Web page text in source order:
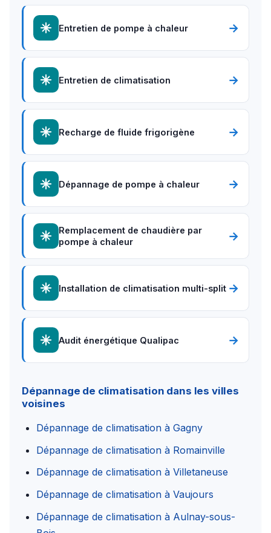
Entretien de pompe à chaleur →
Entretien de climatisation →
Recharge de fluide frigorigène →
Dépannage de pompe à chaleur →
Remplacement de chaudière par
pompe à chaleur
→
Installation de climatisation multi-split →
Audit énergétique Qualipac →
Dépannage de climatisation dans les villes
voisines
Dépannage de climatisation à Gagny
Dépannage de climatisation à Romainville
Dépannage de climatisation à Villetaneuse
Dépannage de climatisation à Vaujours
Dépannage de climatisation à Aulnay-sous-